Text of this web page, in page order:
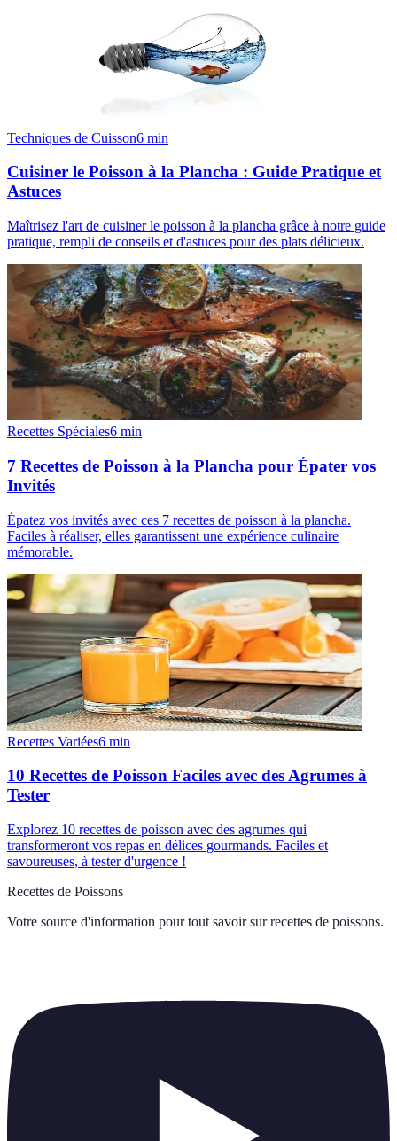
Techniques de Cuisson6 min
Cuisiner le Poisson à la Plancha : Guide Pratique et
Astuces
Maîtrisez l'art de cuisiner le poisson à la plancha grâce à notre guide
pratique, rempli de conseils et d'astuces pour des plats délicieux.
Recettes Spéciales6 min
7 Recettes de Poisson à la Plancha pour Épater vos
Invités
Épatez vos invités avec ces 7 recettes de poisson à la plancha.
Faciles à réaliser, elles garantissent une expérience culinaire
mémorable.
Recettes Variées6 min
10 Recettes de Poisson Faciles avec des Agrumes à
Tester
Explorez 10 recettes de poisson avec des agrumes qui
transformeront vos repas en délices gourmands. Faciles et
savoureuses, à tester d'urgence !
Recettes de Poissons
Votre source d'information pour tout savoir sur recettes de poissons.